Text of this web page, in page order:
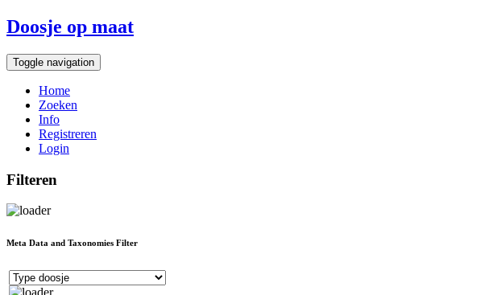
Doosje op maat
Toggle navigation
Home
Zoeken
Info
Registreren
Login
Filteren
Meta Data and Taxonomies Filter